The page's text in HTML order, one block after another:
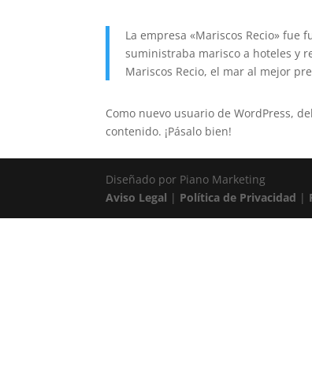
La empresa «Mariscos Recio» fue
suministraba marisco a hoteles y
Mariscos Recio, el mar al mejor
Como nuevo usuario de WordPress,
contenido. ¡Pásalo bien!
Diseñado por Piano Marketing
Aviso Legal | Política de Privacidad |